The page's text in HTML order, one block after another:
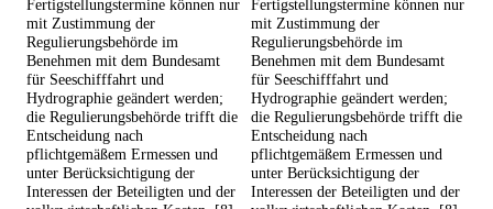
Fertigstellungstermine können nur
mit Zustimmung der
Regulierungsbehörde im
Benehmen mit dem Bundesamt
für Seeschifffahrt und
Hydrographie geändert werden;
die Regulierungsbehörde trifft die
Entscheidung nach
pflichtgemäßem Ermessen und
unter Berücksichtigung der
Interessen der Beteiligten und der
Fertigstellungstermine können nur
mit Zustimmung der
Regulierungsbehörde im
Benehmen mit dem Bundesamt
für Seeschifffahrt und
Hydrographie geändert werden;
die Regulierungsbehörde trifft die
Entscheidung nach
pflichtgemäßem Ermessen und
unter Berücksichtigung der
Interessen der Beteiligten und der